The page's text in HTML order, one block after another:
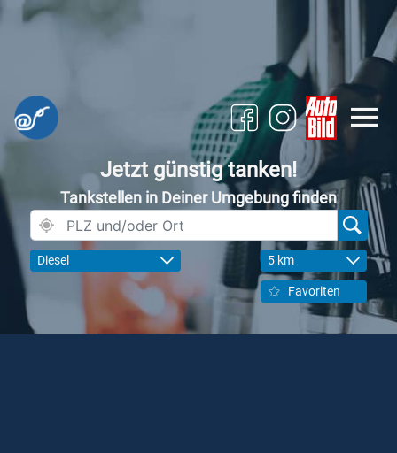
Jetzt günstig tanken!
Tankstellen in Deiner Umgebung finden
Diesel 5 km
Favoriten